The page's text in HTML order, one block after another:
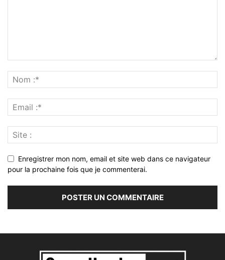
Enregistrer mon nom, email et site web dans ce navigateur
pour la prochaine fois que je commenterai.